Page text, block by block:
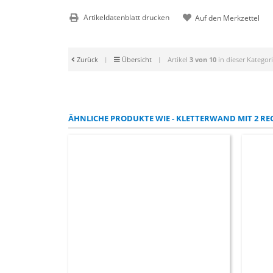
Artikeldatenblatt drucken
Zurück | Übersicht | Artikel 3 von 10 in dieser
ÄHNLICHE PRODUKTE WIE - KLETTERWAND MIT 2